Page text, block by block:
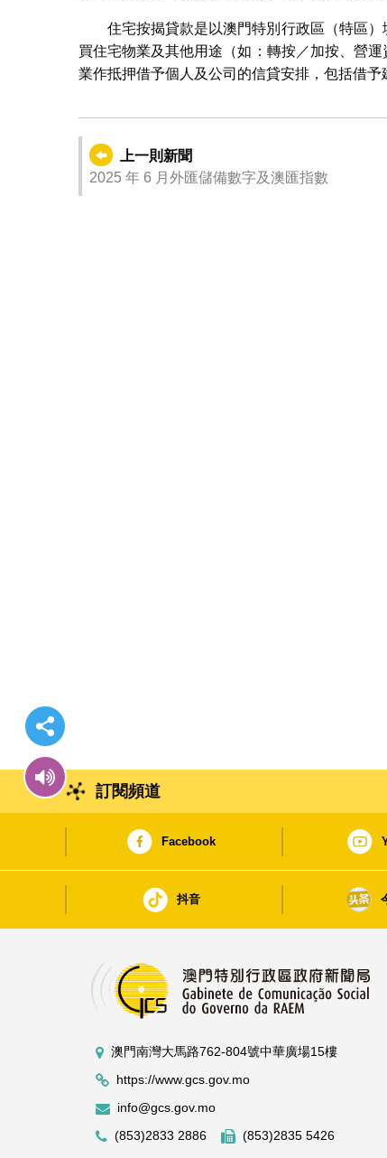
住宅按揭貸款是以澳門特別行政區（特區
買住宅物業及其他用途（如：轉按／加按、營
業作抵押借予個人及公司的信貸安排，包括借予
上一則新聞
2025 年 6 月外匯儲備數字及澳匯指數
訂閱頻道
Facebook
抖音
澳門南灣大馬路762-804號中華廣場15樓
https://www.gcs.gov.mo
info@gcs.gov.mo
(853)2833 2886
(853)2835 5426